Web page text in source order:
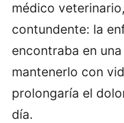
médico
contundente: la
encontraba en
mantenerlo con
prolongaría el
día.